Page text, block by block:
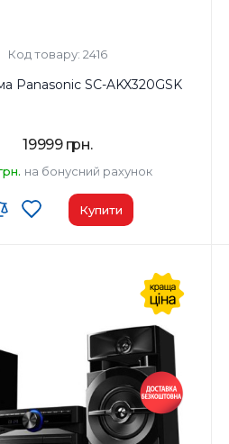
Код товару: 2416
Panasonic SC-AKX320GSK
19999 грн.
на бонусний рахунок
Купити
товару: